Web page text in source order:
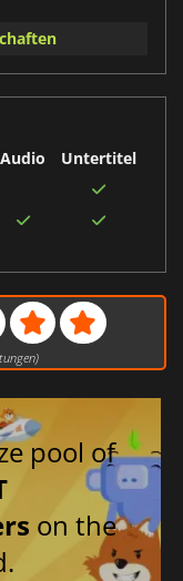
Audio
Untertitel
pool of
on the